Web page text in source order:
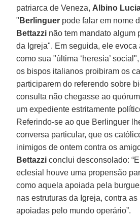
patriarca de Veneza, Albino
" Berlinguer pode falar em nome
Bettazzi não tem mandato algum
da Igreja". Em seguida, ele
como sua "última ‘heresia’
os bispos italianos proibiram os
participarem do referendo sobre
consulta não chegasse ao
um expediente estritamente
Referindo-se ao que Berlinguer
conversa particular, que os
inimigos de ontem contra os
Bettazzi conclui desconsolado:
eclesial houve uma propensão
como aquela apoiada pela
nas estruturas da Igreja, contra as
apoiadas pelo mundo operário”.